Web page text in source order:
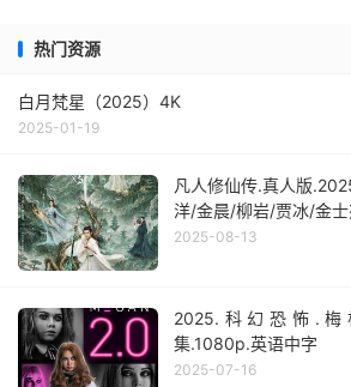
热门资源
白月梵星（2025）4K
2025-01-19
凡人修仙传.真人版
洋/金晨/柳岩/贾冰/金士
2025-08-13
2025.科幻恐怖.梅
集.1080p.英语中字
2025-07-16